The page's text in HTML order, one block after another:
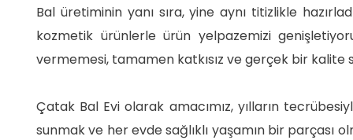
Bal üretiminin yanı sıra, yine aynı titizlikle
kozmetik ürünlerle ürün yelpazemizi
vermemesi, tamamen katkısız ve gerçek bir kalite
Çatak Bal Evi olarak amacımız, yılların
sunmak ve her evde sağlıklı yaşamın bir parçası